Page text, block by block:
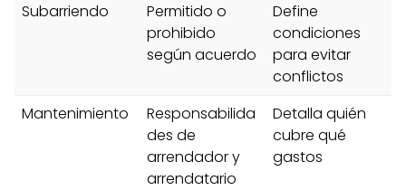
Subarriendo
Permitido o
prohibido
según acuerdo
Define
condiciones
para evitar
conflictos
Mantenimiento
Responsabilida
des de
arrendador y
arrendatario
Detalla quién
cubre qué
gastos